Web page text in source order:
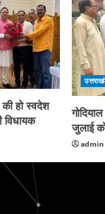
हो स्वदेश
विधायक
जुलाई
admin